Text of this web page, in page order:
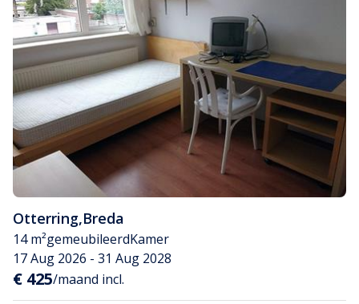
Otterring,Breda
14 m²gemeubileerdKamer
17 Aug 2026 - 31 Aug 2028
€ 425/maand incl.